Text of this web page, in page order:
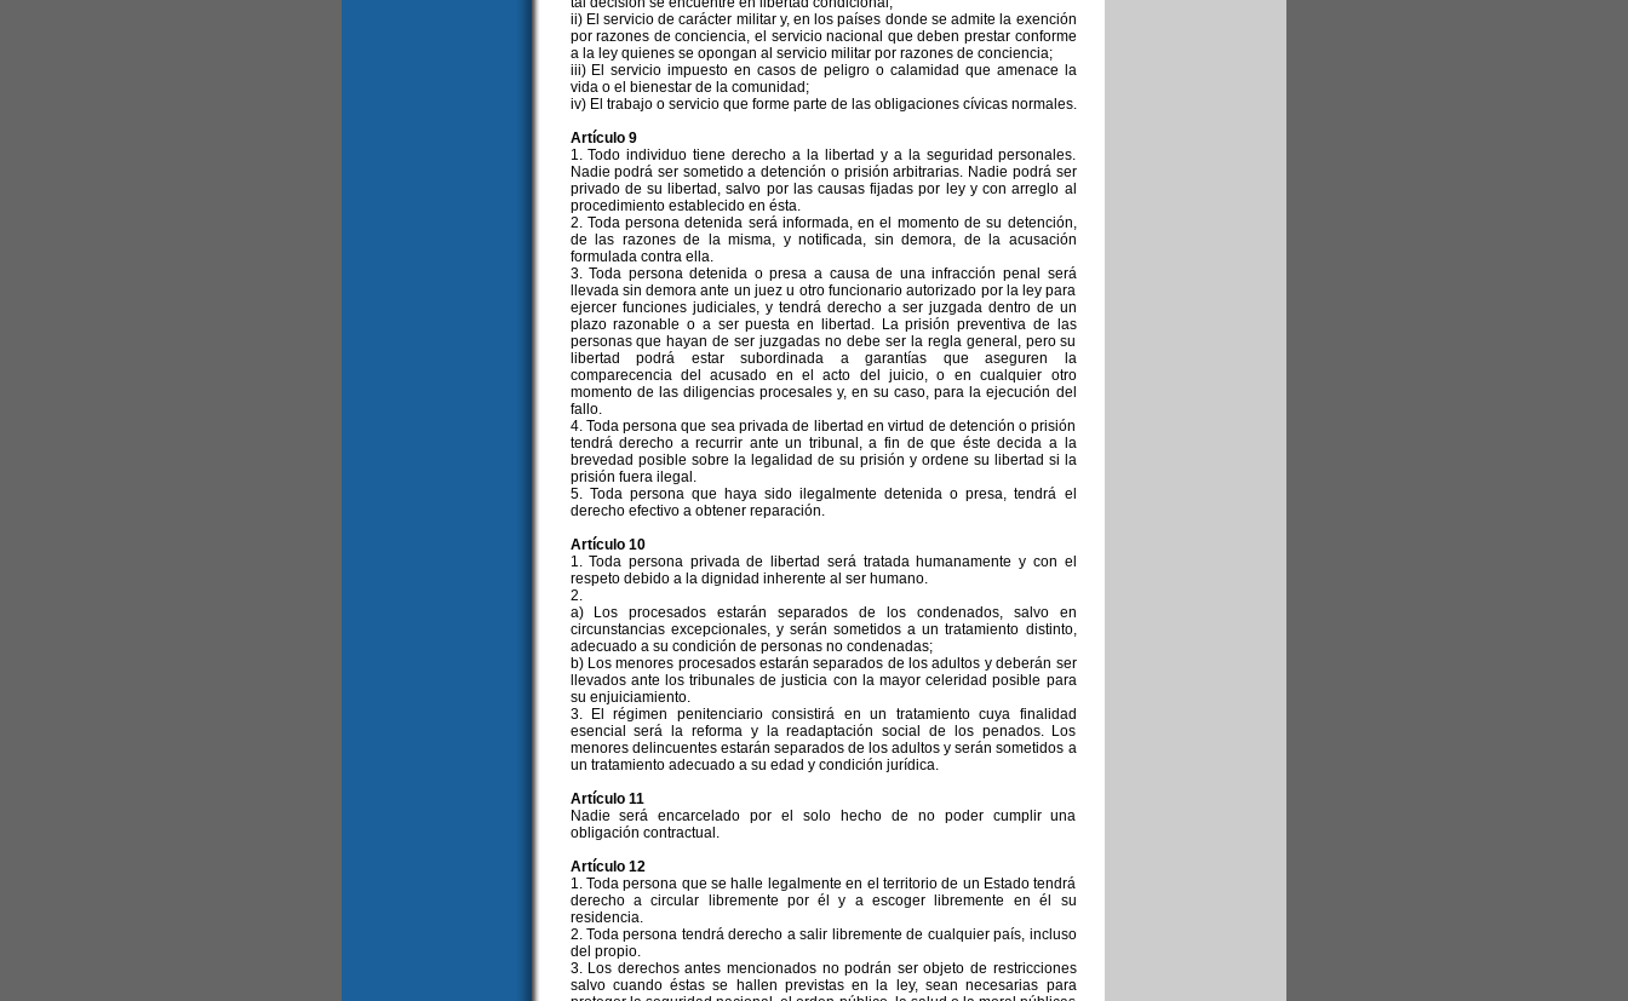
ii) El servicio de carácter militar y, en los países donde se admite la exención
por razones de conciencia, el servicio nacional que deben prestar conforme
a la ley quienes se opongan al servicio militar por razones de conciencia;
iii) El servicio impuesto en casos de peligro o calamidad que amenace la
vida o el bienestar de la comunidad;
iv) El trabajo o servicio que forme parte de las obligaciones cívicas normales.
Artículo 9
1. Todo individuo tiene derecho a la libertad y a la seguridad personales.
Nadie podrá ser sometido a detención o prisión arbitrarias. Nadie podrá ser
privado de su libertad, salvo por las causas fijadas por ley y con arreglo al
procedimiento establecido en ésta.
2. Toda persona detenida será informada, en el momento de su detención,
de las razones de la misma, y notificada, sin demora, de la acusación
formulada contra ella.
3. Toda persona detenida o presa a causa de una infracción penal será
llevada sin demora ante un juez u otro funcionario autorizado por la ley para
ejercer funciones judiciales, y tendrá derecho a ser juzgada dentro de un
plazo razonable o a ser puesta en libertad. La prisión preventiva de las
personas que hayan de ser juzgadas no debe ser la regla general, pero su
libertad podrá estar subordinada a garantías que aseguren la
comparecencia del acusado en el acto del juicio, o en cualquier otro
momento de las diligencias procesales y, en su caso, para la ejecución del
fallo.
4. Toda persona que sea privada de libertad en virtud de detención o prisión
tendrá derecho a recurrir ante un tribunal, a fin de que éste decida a la
brevedad posible sobre la legalidad de su prisión y ordene su libertad si la
prisión fuera ilegal.
5. Toda persona que haya sido ilegalmente detenida o presa, tendrá el
derecho efectivo a obtener reparación.
Artículo 10
1. Toda persona privada de libertad será tratada humanamente y con el
respeto debido a la dignidad inherente al ser humano.
2.
a) Los procesados estarán separados de los condenados, salvo en
circunstancias excepcionales, y serán sometidos a un tratamiento distinto,
adecuado a su condición de personas no condenadas;
b) Los menores procesados estarán separados de los adultos y deberán ser
llevados ante los tribunales de justicia con la mayor celeridad posible para
su enjuiciamiento.
3. El régimen penitenciario consistirá en un tratamiento cuya finalidad
esencial será la reforma y la readaptación social de los penados. Los
menores delincuentes estarán separados de los adultos y serán sometidos a
un tratamiento adecuado a su edad y condición jurídica.
Artículo 11
Nadie será encarcelado por el solo hecho de no poder cumplir una
obligación contractual.
Artículo 12
1. Toda persona que se halle legalmente en el territorio de un Estado tendrá
derecho a circular libremente por él y a escoger libremente en él su
residencia.
2. Toda persona tendrá derecho a salir libremente de cualquier país, incluso
del propio.
3. Los derechos antes mencionados no podrán ser objeto de restricciones
salvo cuando éstas se hallen previstas en la ley, sean necesarias para